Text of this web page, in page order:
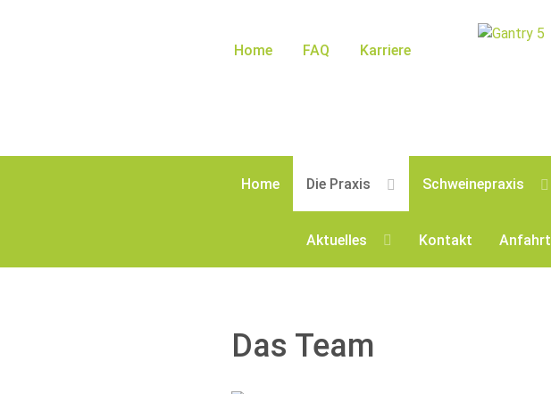
Home FAQ Karriere
Home Die Praxis Schweinepraxis
Aktuelles Kontakt Anfahrt
Das Team